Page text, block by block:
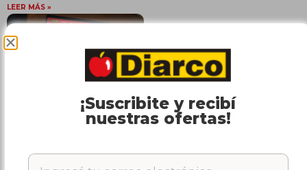
LEER MÁS »
¿Qué supermercado
tiene promociones hoy?
Cómo encontrar
Descubrí cómo consultar descuentos y
promociones antes de hacer tus
¡Suscribite y recibí
nuestras ofertas!